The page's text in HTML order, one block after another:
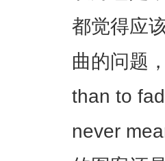
都觉得应
曲的问题
than to
never